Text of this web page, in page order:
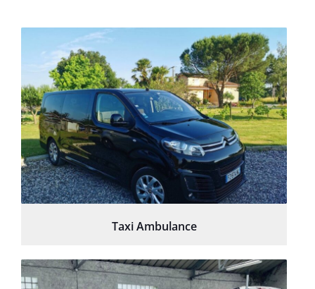
Taxi Ambulance